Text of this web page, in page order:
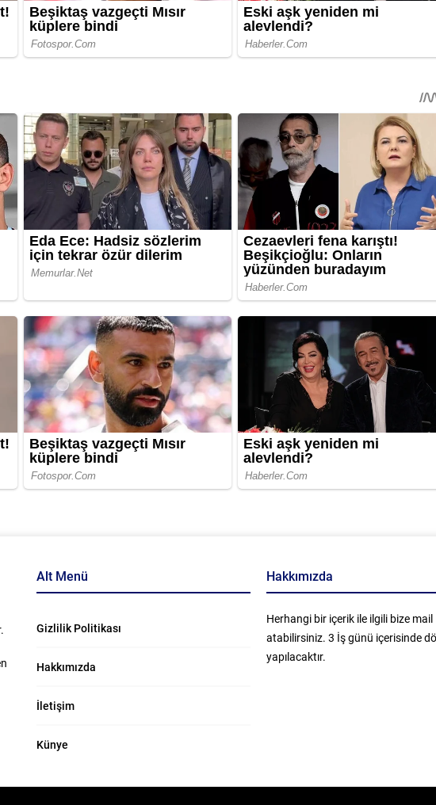
Alt Menü
Gizlilik Politikası
Hakkımızda
İletişim
Künye
Hakkımızda
Herhangi bir içerik ile ilgili bize mail
atabilirsiniz. 3 İş günü içerisinde
yapılacaktır.